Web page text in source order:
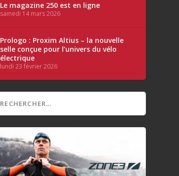
Le magazine 250 est en ligne
samedi 14 mars 2026
Prologo : Proxim Altius – la nouvelle
selle conçue pour l’univers du vélo
électrique
lundi 23 février 2026